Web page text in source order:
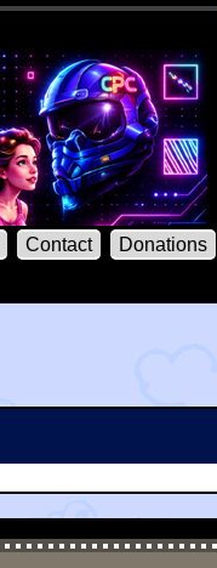
Contact Donations